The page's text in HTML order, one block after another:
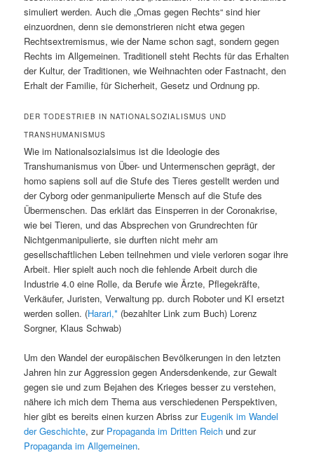
simuliert werden. Auch die „Omas gegen Rechts“ sind hier
einzuordnen, denn sie demonstrieren nicht etwa gegen
Rechtsextremismus, wie der Name schon sagt, sondern gegen
Rechts im Allgemeinen. Traditionell steht Rechts für das Erhalten
der Kultur, der Traditionen, wie Weihnachten oder Fastnacht, den
Erhalt der Familie, für Sicherheit, Gesetz und Ordnung pp.
DER TODESTRIEB IN NATIONALSOZIALISMUS UND
TRANSHUMANISMUS
Wie im Nationalsozialsimus ist die Ideologie des
Transhumanismus von Über- und Untermenschen geprägt, der
homo sapiens soll auf die Stufe des Tieres gestellt werden und
der Cyborg oder genmanipulierte Mensch auf die Stufe des
Übermenschen. Das erklärt das Einsperren in der Coronakrise,
wie bei Tieren, und das Absprechen von Grundrechten für
Nichtgenmanipulierte, sie durften nicht mehr am
gesellschaftlichen Leben teilnehmen und viele verloren sogar ihre
Arbeit. Hier spielt auch noch die fehlende Arbeit durch die
Industrie 4.0 eine Rolle, da Berufe wie Ärzte, Pflegekräfte,
Verkäufer, Juristen, Verwaltung pp. durch Roboter und KI ersetzt
werden sollen. (Harari, (bezahlter Link zum Buch) Lorenz
Sorgner, Klaus Schwab)
Um den Wandel der europäischen Bevölkerungen in den letzten
Jahren hin zur Aggression gegen Andersdenkende, zur Gewalt
gegen sie und zum Bejahen des Krieges besser zu verstehen,
nähere ich mich dem Thema aus verschiedenen Perspektiven,
hier gibt es bereits einen kurzen Abriss zur Eugenik im Wandel
der Geschichte, zur Propaganda im Dritten Reich und zur
Propaganda im Allgemeinen.